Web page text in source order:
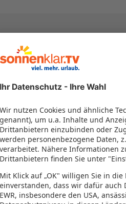
und Hotel in einem Paket
erleben!